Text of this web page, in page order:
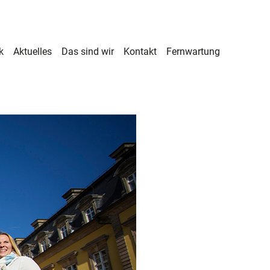
Aktuelles Das sind wir Kontakt Fernwartung